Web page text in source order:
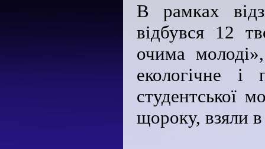
В рамках
відбувся 12
очима
екологічне і
студентської
щороку, взяли